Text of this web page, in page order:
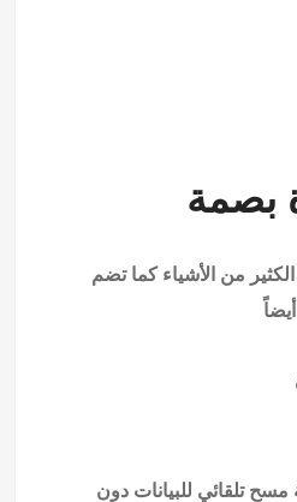
بصمة
من الأشياء كما تضم
تلقائي للبيانات دون